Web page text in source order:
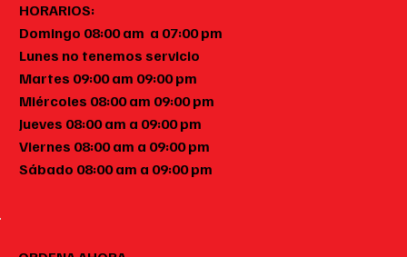
HORARIOS:
Domingo 08:00 am a 07:00 pm
Lunes no tenemos servicio
Martes 09:00 am 09:00 pm
Miércoles 08:00 am 09:00 pm
Jueves 08:00 am a 09:00 pm
Viernes 08:00 am a 09:00 pm
Sábado 08:00 am a 09:00 pm